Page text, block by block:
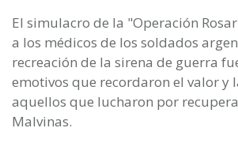
El simulacro de la "Operación
a los médicos de los soldados
recreación de la sirena de guerra
emotivos que recordaron el valor y
aquellos que lucharon por
Malvinas.